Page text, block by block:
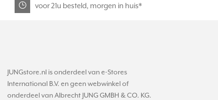
voor 21u besteld, morgen in huis*
JUNGstore.nl is onderdeel van e-Stores
International B.V. en geen webwinkel of
onderdeel van Albrecht JUNG GMBH & CO. KG.